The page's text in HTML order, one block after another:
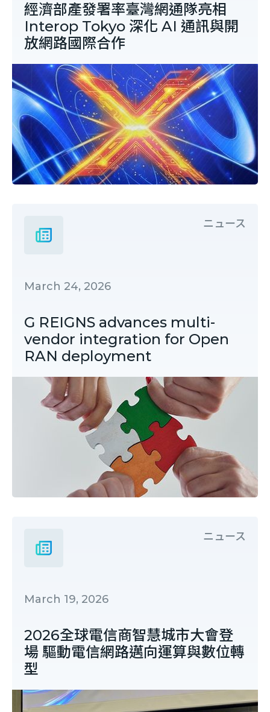
經濟部產發署率臺灣網通隊亮相
Interop Tokyo 深化 AI 通訊與開
放網路國際合作
ニュース
March 24, 2026
G REIGNS advances multi-
vendor integration for Open
RAN deployment
ニュース
March 19, 2026
2026全球電信商智慧城市大會登
場 驅動電信網路邁向運算與數位轉
型